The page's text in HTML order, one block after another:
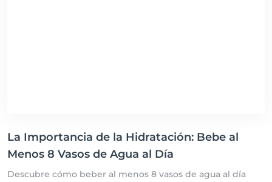
La Importancia de la Hidratación: Bebe al
Menos 8 Vasos de Agua al Día
Descubre cómo beber al menos 8 vasos de agua al día